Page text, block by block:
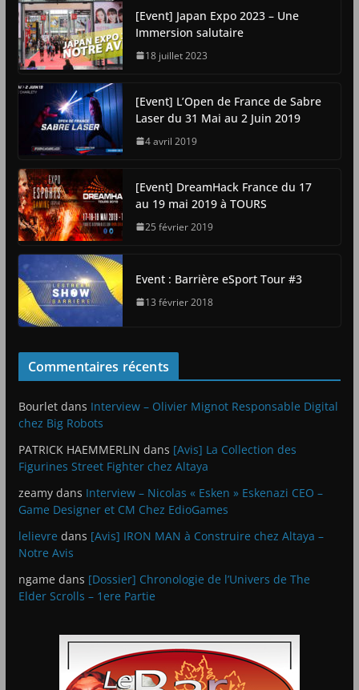
[Event] Japan Expo 2023 – Une
Immersion salutaire
18 juillet 2023
[Event] L’Open de France de Sabre
Laser du 31 Mai au 2 Juin 2019
4 avril 2019
[Event] DreamHack France du 17
au 19 mai 2019 à TOURS
25 février 2019
Event : Barrière eSport Tour #3
13 février 2018
Commentaires récents
Bourletdans Interview – Olivier Mignot Responsable Digital
chez Big Robots
PATRICK HAEMMERLIN dans [Avis] La Collection des
Figurines Street Fighter chez Altaya
zeamydans Interview – Nicolas « Esken » Eskenazi CEO –
Game Designer et CM Chez EdioGames
lelievre dans [Avis] IRON MAN à Construire chez Altaya –
Notre Avis
ngame dans [Dossier] Chronologie de l’Univers de The
Elder Scrolls – 1ere Partie